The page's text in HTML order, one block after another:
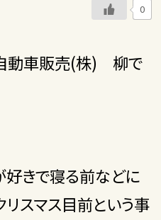
0
動車販売(株) 柳で
きで寝る前などに
リスマス目前という事